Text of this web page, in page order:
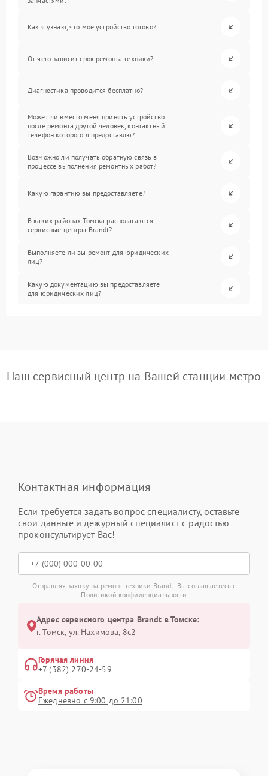
Как я узнаю, что мое устройство готово?
От чего зависит срок ремонта техники?
Диагностика проводится бесплатно?
Может ли вместо меня принять устройство
после ремонта другой человек, контактный
телефон которого я предоставлю?
Возможно ли получать обратную связь в
процессе выполнения ремонтных работ?
Какую гарантию вы предоставляете?
В каких районах Томска располагаются
сервисные центры Brandt?
Выполняете ли вы ремонт для юридических
лиц?
Какую документацию вы предоставляете
для юридических лиц?
Наш сервисный центр на Вашей станции метро
Контактная информация
Если требуется задать вопрос специалисту, оставьте
свои данные и дежурный специалист с радостью
проконсультирует Вас!
Отправляя заявку на ремонт техники Brandt, Вы соглашаетесь с
Политикой конфиденциальности
Адрес сервисного центра Brandt в Томске:
г. Томск, ул. Нахимова, 8с2
Горячая линия
+7 (382) 270-24-59
Время работы
Ежедневно с 9:00 до 21:00